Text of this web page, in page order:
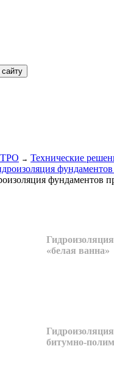
→ Технические
фундаментов
«белая ванна»
битумно-